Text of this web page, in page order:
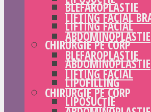
BLEFAROPLASTIE
LIFTING FACIAL
CHIRURGIE PE CORP
ABDOMINOPLASTIE
LIPOFILLING
LIPOSUCȚIE
LIFTING FACIAL
ABDOMINOPLASTIE
BLEFAROPLASTIE
LIFTING FACIAL
CHIRURGIE PE CORP